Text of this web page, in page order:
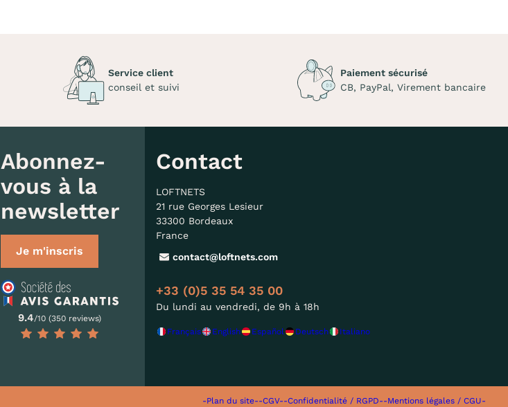
Service client
conseil et suivi
Paiement sécurisé
CB, PayPal, Virement bancaire
Abonnez-
vous à la
newsletter
Je m'inscris
9.4/10 (350 reviews)
Contact
LOFTNETS
21 rue Georges Lesieur
33300 Bordeaux
France
contact@loftnets.com
+33 (0)5 35 54 35 00
Du lundi au vendredi, de 9h à 18h
Français English Español Deutsch Italiano
-Plan du site--CGV--Confidentialité / RGPD--Mentions légales / CGU-